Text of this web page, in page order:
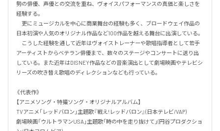
勢の俳優、声優との交流を重ね、ヴォイスパフォーマンスの真価と楽しさを
経験する。
更にミュージカルを中心に商業舞台の経験も多く、ブロードウェイ作品の
日本初演や人気のオリジナル作品など100作品を越える舞台に出演している。
こうした経験を通して近年はヴォイストレーナーや歌唱指導者として若手
アーティストからベテラン俳優まで、数々のステージやコンサートに送り出
している。また近年はDISNEY作品などの音楽演出として劇場映画やテレビシ
リーズの吹き替え歌唱のディレクションなども行っている。
《代表作》
【アニメソング・特撮ソング・オリジナルアルバム】
TVアニメ「レッドバロン」主題歌『戦え!レッドバロン』(日本テレビ/VAP)
劇場映画「ウルトラマンUSA」主題歌「時の中を走り抜けて」(円谷プロダクショ